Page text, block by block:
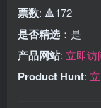
票数: 🔺172
是否精选 ：是
产品网站: 立即访
Product Hunt: